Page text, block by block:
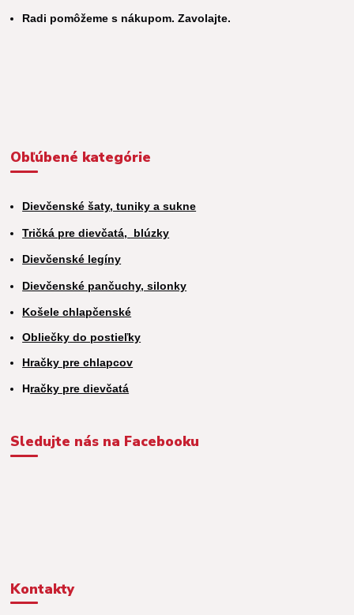
Radi pomôžeme s nákupom. Zavolajte.
Obľúbené kategórie
Dievčenské šaty, tuniky a sukne
Tričká pre dievčatá, blúzky
Dievčenské legíny
Dievčenské pančuchy, silonky
Košele chlapčenské
Obliečky do postieľky
Hračky pre chlapcov
Hračky pre dievčatá
Sledujte nás na Facebooku
Kontakty